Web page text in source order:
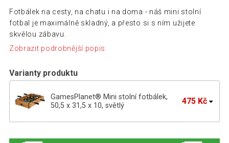
Fotbálek na cesty, na chatu i na doma - náš mini stolní
fotbal je maximálně skladný, a přesto si s ním užijete
skvělou zábavu.
Zobrazit podrobnější popis
Varianty produktu
GamesPlanet® Mini stolní fotbálek,
50,5 x 31,5 x 10, světlý
475 Kč
x 31,5 x 10, černý